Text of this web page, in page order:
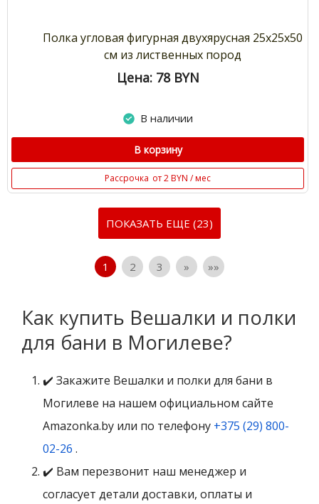
Полка угловая фигурная двухярусная 25х25х50
см из лиственных пород
Цена: 78 BYN
В наличии
В корзину
Рассрочка от 2 BYN / мес
ПОКАЗАТЬ ЕЩЕ (23)
1 2 3 » »»
Как купить Вешалки и полки
для бани в Могилеве?
✔️ Закажите Вешалки и полки для бани в
Могилеве на нашем официальном сайте
Amazonka.by или по телефону +375 (29) 800-
02-26 .
✔️ Вам перезвонит наш менеджер и
согласует детали доставки, оплаты и